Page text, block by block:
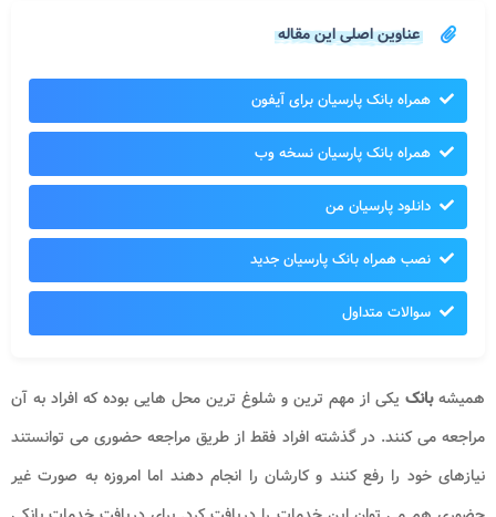
عناوین اصلی این مقاله
همراه بانک پارسیان برای آیفون
همراه بانک پارسیان نسخه وب
دانلود پارسیان من
نصب همراه بانک پارسیان جدید
سوالات متداول
همیشهبانک یکی از مهم ترین و شلوغ ترین محل هایی بوده که افراد به آن
مراجعه می کنند. در گذشته افراد فقط از طریق مراجعه حضوری می توانستند
نیازهای خود را رفع کنند و کارشان را انجام دهند اما امروزه به صورت غیر